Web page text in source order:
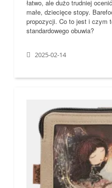
łatwo, ale dużo trudniej
małe, dziecięce stopy.
propozycji. Co to jest i czym
standardowego obuwia?
2025-02-14